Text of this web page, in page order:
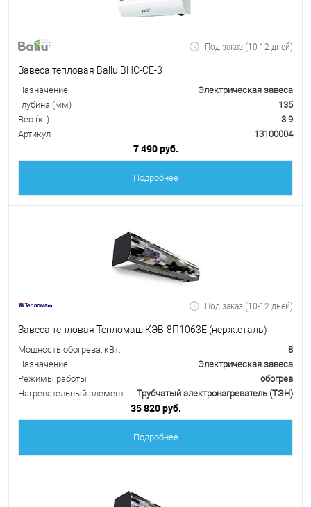
Под заказ (10-12 дней)
Завеса тепловая Ballu BHC-CE-3
Назначение
Электрическая завеса
Глубина (мм)
135
Вес (кг)
3.9
Артикул
13100004
7 490 руб.
Подробнее
Под заказ (10-12 дней)
Завеса тепловая Тепломаш КЭВ-8П1063Е (нерж.сталь)
Мощность обогрева, кВт:
8
Назначение
Электрическая завеса
Режимы работы
обогрев
Нагревательный элемент
Трубчатый электронагреватель (ТЭН)
35 820 руб.
Подробнее